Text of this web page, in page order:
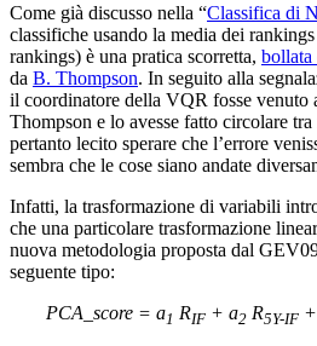
Come già discusso nella “Classifica di
classifiche usando la media dei
rankings) è una pratica scorretta, bollata
da B. Thompson. In seguito alla
il coordinatore della VQR fosse venuto
Thompson e lo avesse fatto circolare
pertanto lecito sperare che l’errore
sembra che le cose siano andate
Infatti, la trasformazione di variabili
che una particolare trasformazione
nuova metodologia proposta dal
seguente tipo:
PCA_score = a1 RIF + a2 R5Y-IF